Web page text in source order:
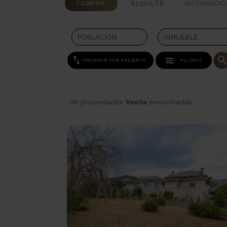
COMPRA ALQUILER
FILTROS
36 propiedades Venta encontradas